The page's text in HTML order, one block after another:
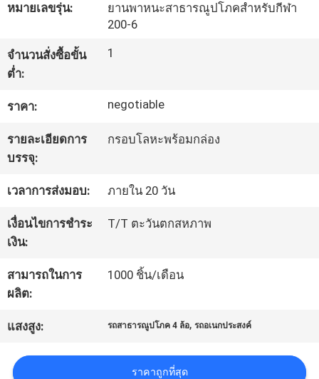
โรงงาน
ควบคุม
คุณภาพ
ติดต่อ
เรา
ขอ
ใบ
เสนอ
หมายเลขรุ่น:
ยานพาหนะสาธารณูปโภคสำหรับกีฬา
200-6
จำนวนสั่งซื้อขั้น
ต่ำ:
1
ราคา: negotiable
รายละเอียดการ
บรรจุ:
กรอบโลหะพร้อมกล่อง
เวลาการส่งมอบ: ภายใน 20 วัน
เงื่อนไขการชำระ
เงิน:
T/T ตะวันตกสหภาพ
สามารถในการ
ผลิต:
1000 ชิ้น/เดือน
แสงสูง: รถสาธารณูปโภค 4 ล้อ,รถอเนกประสงค์
ราคาถูกที่สุด